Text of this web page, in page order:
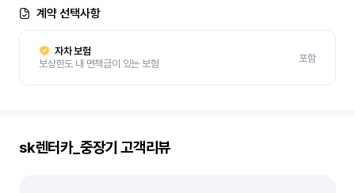
계약 선택사항
자차 보험
보상한도 내 면책금이 있는 보험
포함
sk렌터카_중장기 고객리뷰